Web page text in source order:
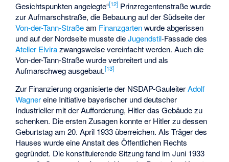
Gesichtspunkten angelegte“[12] Prinzregentenstraße wurde
zur Aufmarschstraße, die Bebauung auf der Südseite der
Von-der-Tann-Straßeam Finanzgartenwurde abgerissen
und auf der Nordseite musste dieJugendstil-Fassade des
Atelier Elvirazwangsweise vereinfacht werden. Auch die
Von-der-Tann-Straße wurde verbreitert und als
Aufmarschweg ausgebaut.[13]
Zur Finanzierung organisierte der NSDAP-GauleiterAdolf
Wagnereine Initiative bayerischer und deutscher
Industrieller mit der Aufforderung, Hitler das Gebäude zu
schenken. Die ersten Zusagen konnte er Hitler zu dessen
Geburtstag am 20. April 1933 überreichen. Als Träger des
Hauses wurde eine Anstalt des Öffentlichen Rechts
gegründet. Die konstituierende Sitzung fand im Juni 1933